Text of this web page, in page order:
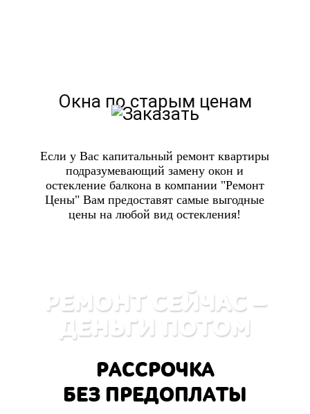
Окна по старым ценам
Если у Вас капитальный ремонт квартиры
подразумевающий замену окон и
остекление балкона в компании "Ремонт
Цены" Вам предоставят самые выгодные
цены на любой вид остекления!
РЕМОНТ СЕЙЧАС —
ДЕНЬГИ ПОТОМ
РАССРОЧКА
БЕЗ ПРЕДОПЛАТЫ